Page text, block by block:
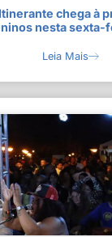
chega à
nesta sexta-
Leia Mais